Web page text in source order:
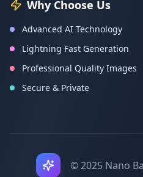
Why Choose Us
Advanced AI Technology
Lightning Fast Generation
Professional Quality Images
Secure & Private
© 2025 Nano